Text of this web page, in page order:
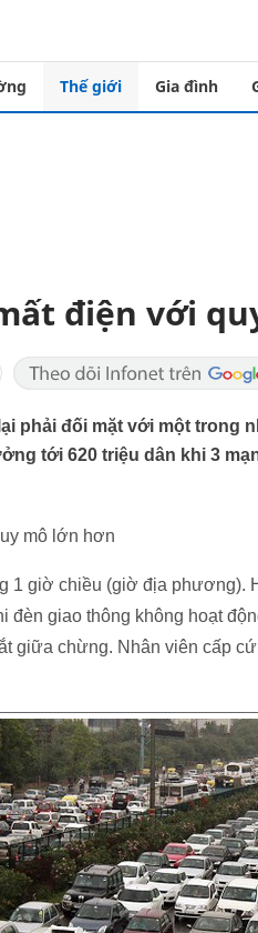
Thế giới Gia đình
điện với
phải đối mặt với một
tới 620 triệu dân khi 3
mô lớn hơn
1 giờ chiều (giờ địa phương).
đèn giao thông không hoạt
giữa chừng. Nhân viên cấp